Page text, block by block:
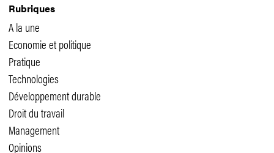
Rubriques
A la une
Economie et politique
Pratique
Technologies
Développement durable
Droit du travail
Management
Opinions